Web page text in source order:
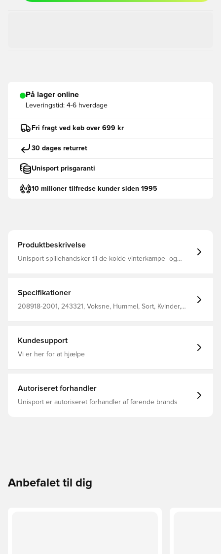
På lager online
Leveringstid: 4-6 hverdage
Fri fragt ved køb over 699 kr
30 dages returret
Unisport prisgaranti
10 milioner tilfredse kunder siden 1995
Produktbeskrivelse
Unisport spillehandsker til de kolde vinterkampe- og
Specifikationer
208918-2001, 243321, Voksne, Hummel, Sort, Kvinder,
Kundesupport
Vi er her for at hjælpe
Autoriseret forhandler
Unisport er autoriseret forhandler af førende brands
Anbefalet til dig